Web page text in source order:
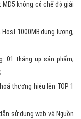
MD5 không có chế độ giải
1000MB dung lượng,
01 tháng up sản phẩm,
thương hiệu lên TOP 1
sử dụng web và Nguồn